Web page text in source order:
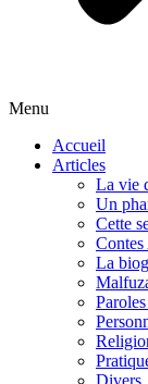
Menu
Accueil
Articles
La vie
Un
Cette
La
Divers